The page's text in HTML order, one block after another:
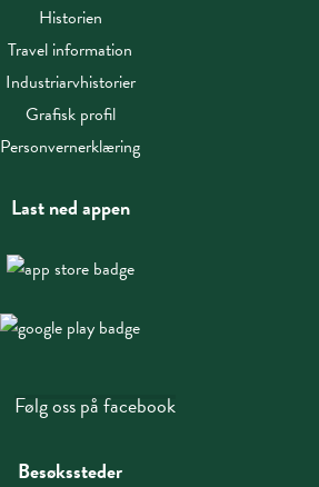
Historien
Travel information
Industriarvhistorier
Grafisk profil
Personvernerklæring
Last ned appen
Følg oss på facebook
Besøkssteder